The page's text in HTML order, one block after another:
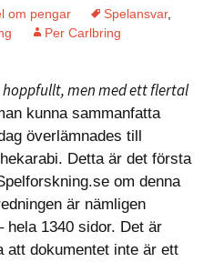
om pengar Spelansvar,
Per Carlbring
men med ett flertal
kunna sammanfatta
överlämnades till
Detta är det första
om denna
är nämligen
hela 1340 sidor. Det är
att dokumentet inte är ett